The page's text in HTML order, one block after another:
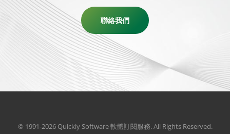
聯絡我們
© 1991-2026 Quickly Software 軟體訂閱服務. All Rights Reserved.